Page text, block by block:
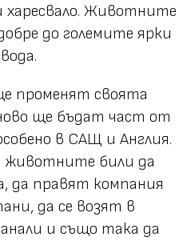
Животните
до големите ярки
променят своята
ще бъдат част от
в САЩ и Англия.
животните били да
да правят компания
да се возят в
и също така да